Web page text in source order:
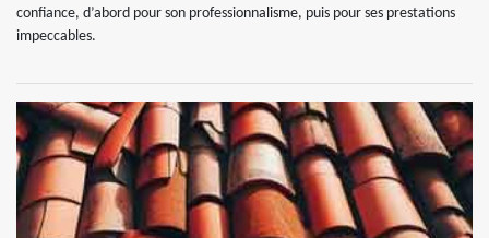
confiance, d’abord pour son professionnalisme, puis pour ses prestations
impeccables.